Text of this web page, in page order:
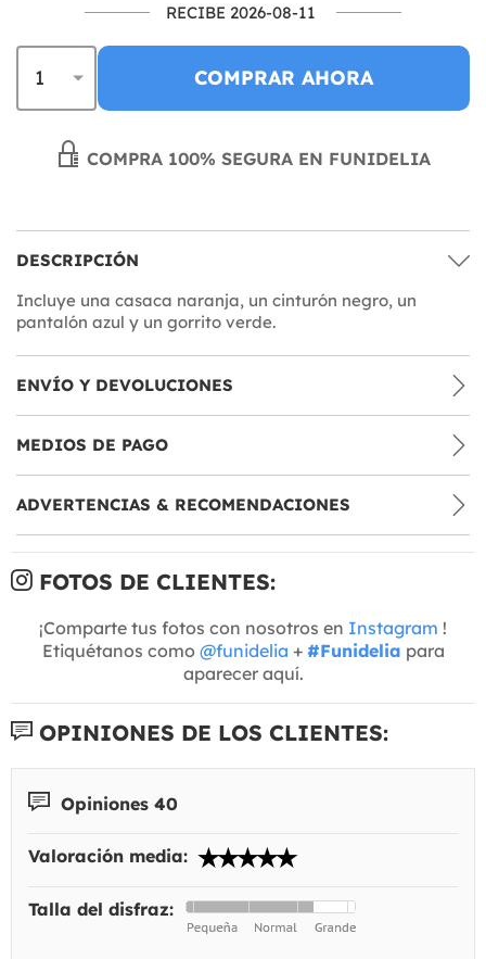
RECIBE 2026-08-11
COMPRAR AHORA
COMPRA 100% SEGURA EN FUNIDELIA
DESCRIPCIÓN
Incluye una casaca naranja, un cinturón negro, un
pantalón azul y un gorrito verde.
ENVÍO Y DEVOLUCIONES
MEDIOS DE PAGO
ADVERTENCIAS & RECOMENDACIONES
FOTOS DE CLIENTES:
¡Comparte tus fotos con nosotros en Instagram !
Etiquétanos como @funidelia + #Funidelia para
aparecer aquí.
OPINIONES DE LOS CLIENTES:
Opiniones 40
Valoración media:
Talla del disfraz: